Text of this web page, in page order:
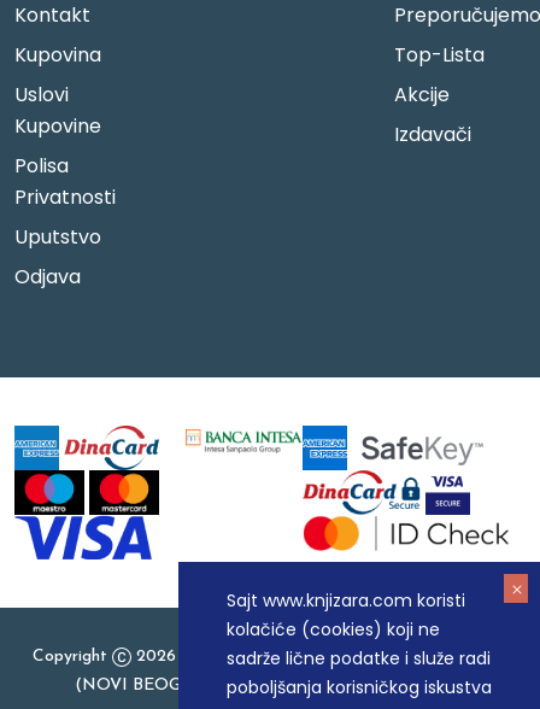
Sajt www.knjizara.com koristi
kolačiće (cookies) koji ne
sadrže lične podatke i služe radi
poboljšanja korisničkog iskustva
Kontakt
Kupovina
Uslovi
Kupovine
Polisa
Privatnosti
Uputstvo
Odjava
Preporučujemo
Top-Lista
Akcije
Izdavači
Copyright
2026 Knjizara.com - MAKART DOO BEOGRAD
(NOVI BEOGRAD), PIB: 105184104, MB: 20337524